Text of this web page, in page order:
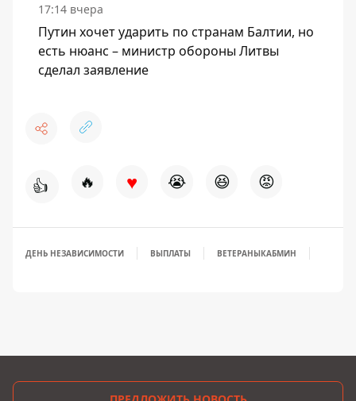
17:14 вчера
Путин хочет ударить по странам Балтии, но
есть нюанс – министр обороны Литвы
сделал заявление
👍 🔥 ♥ 😭 😆 😡
ДЕНЬ НЕЗАВИСИМОСТИ ВЫПЛАТЫ ВЕТЕРАНЫКАБМИН